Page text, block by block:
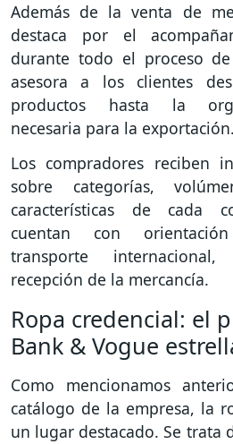
Además de la venta de
destaca por el
durante todo el proceso
asesora a los clientes
productos hasta la
necesaria para la exportación.
Los compradores reciben
sobre categorías,
características de cada
cuentan con
transporte
recepción de la mercancía.
Ropa credencial: el
Bank & Vogue
Como mencionamos
catálogo de la empresa, la
un lugar destacado. Se trata